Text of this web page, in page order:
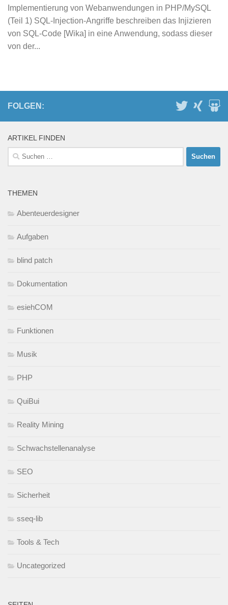
Implementierung von Webanwendungen in PHP/MySQL
(Teil 1) SQL-Injection-Angriffe beschreiben das Injizieren
von SQL-Code [Wika] in eine Anwendung, sodass dieser
von der...
FOLGEN:
ARTIKEL FINDEN
Suchen
nach:
THEMEN
Abenteuerdesigner
Aufgaben
blind patch
Dokumentation
esiehCOM
Funktionen
Musik
PHP
QuiBui
Reality Mining
Schwachstellenanalyse
SEO
Sicherheit
sseq-lib
Tools & Tech
Uncategorized